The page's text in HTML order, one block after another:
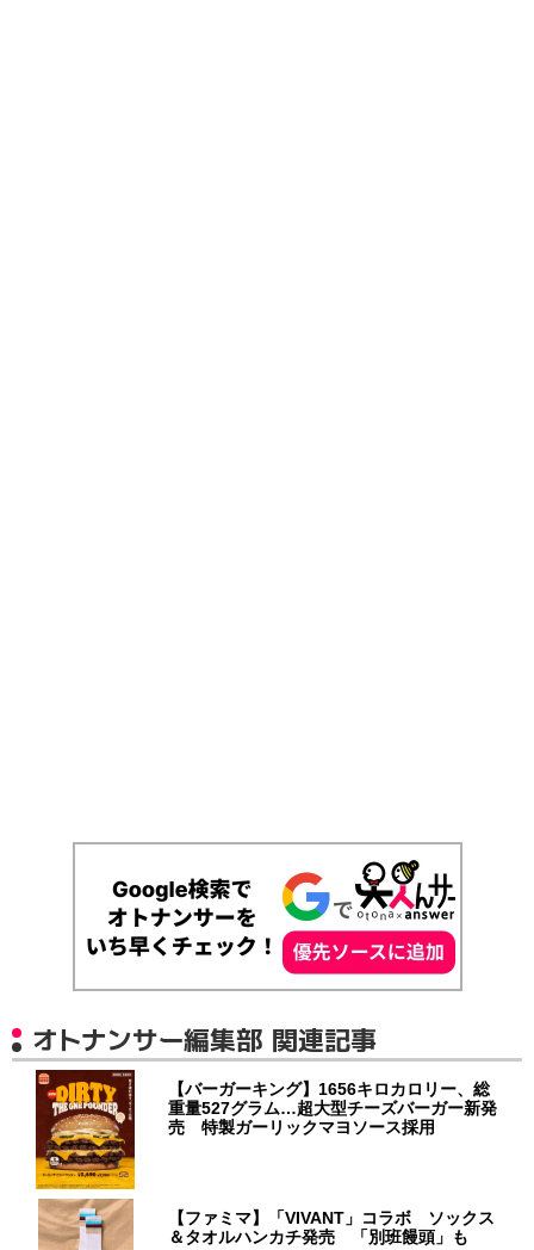
オトナンサー編集部 関連記事
【バーガーキング】1656キロカロリー、総
重量527グラム…超大型チーズバーガー新発
売 特製ガーリックマヨソース採用
【ファミマ】「VIVANT」コラボ ソックス
＆タオルハンカチ発売 「別班饅頭」も